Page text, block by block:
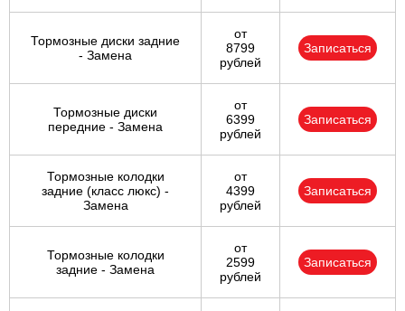
Тормозные диски задние
- Замена
от
8799
рублей
Записаться
Тормозные диски
передние - Замена
от
6399
рублей
Записаться
Тормозные колодки
задние (класс люкс) -
Замена
от
4399
рублей
Записаться
Тормозные колодки
задние - Замена
от
2599
рублей
Записаться